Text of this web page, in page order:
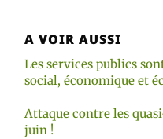
A VOIR AUSSI
Les services publics
social, économique et
Attaque contre les
juin !